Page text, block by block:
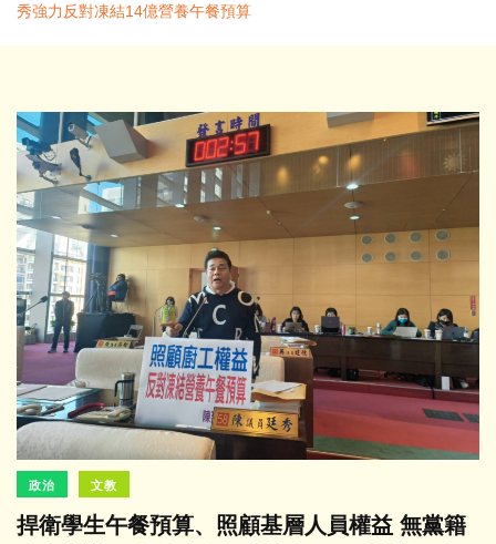
秀強力反對凍結14億營養午餐預算
政治 文教
捍衛學生午餐預算、照顧基層人員權益 無黨籍